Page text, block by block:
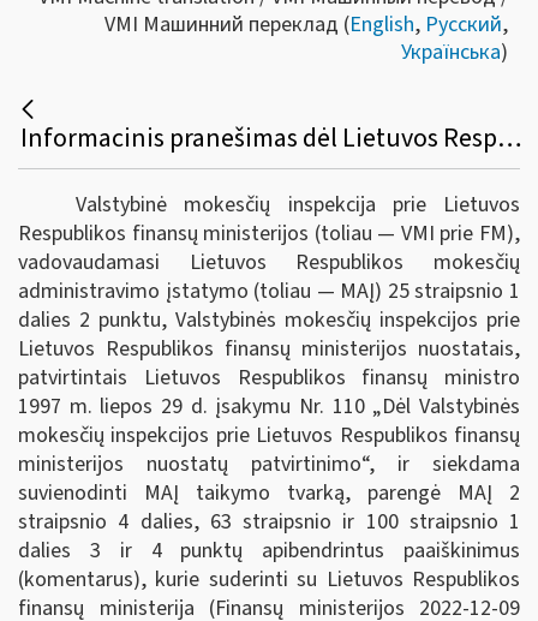
VMI Машинний переклад (English, Русский,
Українська)
Informacinis pranešimas dėl Lietuvos Respublikos mokesčių administravimo įstatymo 2, 63 ir 100 straipsnio apibendrinto paaiškinimo (komentaro)
Valstybinė mokesčių inspekcija prie Lietuvos
Respublikos finansų ministerijos (toliau — VMI prie FM),
vadovaudamasi Lietuvos Respublikos mokesčių
administravimo įstatymo (toliau — MAĮ) 25 straipsnio 1
dalies 2 punktu, Valstybinės mokesčių inspekcijos prie
Lietuvos Respublikos finansų ministerijos nuostatais,
patvirtintais Lietuvos Respublikos finansų ministro
1997 m. liepos 29 d. įsakymu Nr. 110 „Dėl Valstybinės
mokesčių inspekcijos prie Lietuvos Respublikos finansų
ministerijos nuostatų patvirtinimo“, ir siekdama
suvienodinti MAĮ taikymo tvarką, parengė MAĮ 2
straipsnio 4 dalies, 63 straipsnio ir 100 straipsnio 1
dalies 3 ir 4 punktų apibendrintus paaiškinimus
(komentarus), kurie suderinti su Lietuvos Respublikos
finansų ministerija (Finansų ministerijos 2022-12-09